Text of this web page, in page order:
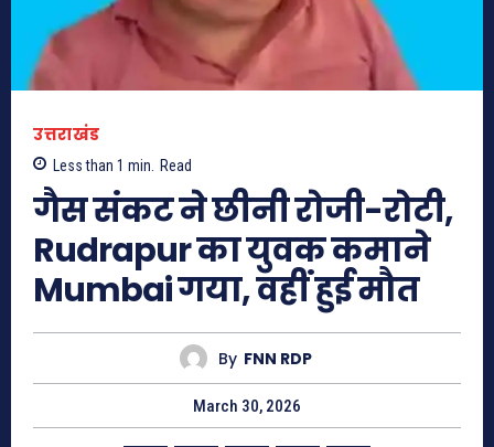
उत्तराखंड
Less than 1 min. Read
गैस संकट ने छीनी रोजी-रोटी,
Rudrapur का युवक कमाने
Mumbai गया, वहीं हुई मौत
By FNN RDP
March 30, 2026